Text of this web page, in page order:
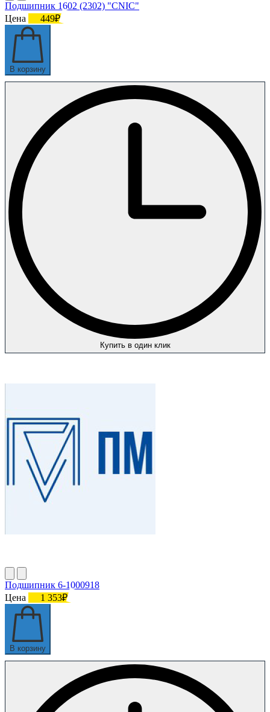
Подшипник 1602 (2302) "CNIC"
Цена
449₽
В корзину
Купить в один клик
Подшипник 6-1000918
Цена
1 353₽
В корзину